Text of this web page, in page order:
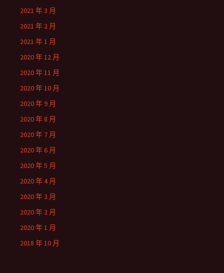
2021 年 3 月
2021 年 2 月
2021 年 1 月
2020 年 12 月
2020 年 11 月
2020 年 10 月
2020 年 9 月
2020 年 8 月
2020 年 7 月
2020 年 6 月
2020 年 5 月
2020 年 4 月
2020 年 3 月
2020 年 2 月
2020 年 1 月
2018 年 10 月